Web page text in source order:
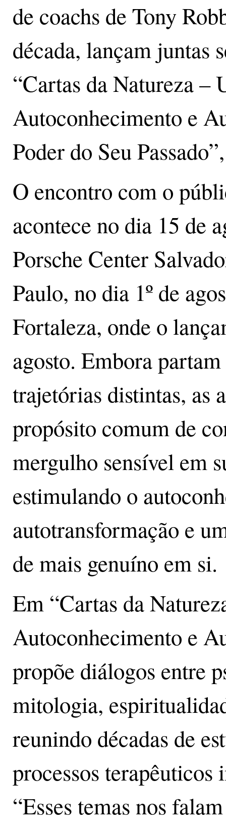
de coachs de Tony
década, lançam juntas
“Cartas da Natureza –
Autoconhecimento e
Poder do Seu
O encontro com o
acontece no dia 15 de
Porsche Center
Paulo, no dia 1º de
Fortaleza, onde o
agosto. Embora
trajetórias distintas, as
propósito comum de
mergulho sensível em
estimulando o
autotransformação e
de mais genuíno em si.
Em “Cartas da
Autoconhecimento e
propõe diálogos entre
mitologia,
reunindo décadas de
processos
“Esses temas nos